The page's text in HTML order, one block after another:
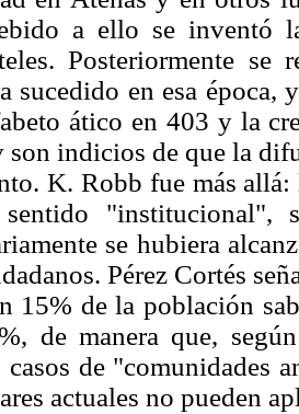
a ello se inventó
Posteriormente
sucedido en esa época,
ático en 403 y la
son indicios de que la
K. Robb fue más allá:
"institucional",
se hubiera
Pérez Cortés
15% de la población
de manera que,
casos de "comunidades
actuales no pueden